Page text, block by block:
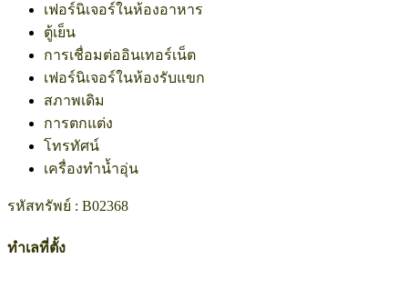
เฟอร์นิเจอร์ในห้องอาหาร
ตู้เย็น
การเชื่อมต่ออินเทอร์เน็ต
เฟอร์นิเจอร์ในห้องรับแขก
สภาพเดิม
การตกแต่ง
โทรทัศน์
เครื่องทำน้ำอุ่น
รหัสทรัพย์ : B02368
ทำเลที่ตั้ง